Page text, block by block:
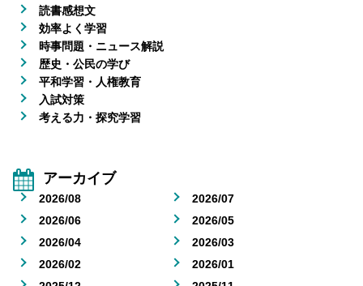
読書感想文
効率よく学習
時事問題・ニュース解説
歴史・公民の学び
平和学習・人権教育
入試対策
考える力・探究学習
アーカイブ
2026/08
2026/07
2026/06
2026/05
2026/04
2026/03
2026/02
2026/01